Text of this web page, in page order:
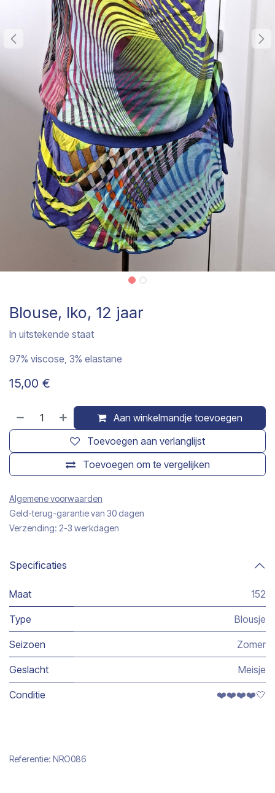
Blouse, Iko, 12 jaar
In uitstekende staat
97% viscose, 3% elastane
15,00 €
Aan winkelmandje toevoegen
Toevoegen om te vergelijken
Toevoegen aan verlanglijst
Algemene voorwaarden
Geld-terug-garantie van 30 dagen
Verzending: 2-3 werkdagen
Specificaties
Maat 152
Type Blousje
Seizoen Zomer
Geslacht Meisje
Conditie ❤️❤️❤️❤️🤍
Referentie: NRO086